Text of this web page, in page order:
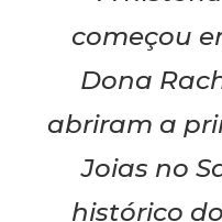
começou
Dona
abriram a
Joias no
histórico